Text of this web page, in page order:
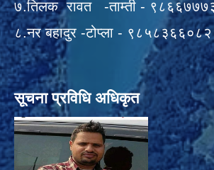
७.तिलक रावत -ताम्ती -
८.नर बहादुर -टोप्ला - ९८५८३६६०८२
सूचना प्रविधि अधिकृत